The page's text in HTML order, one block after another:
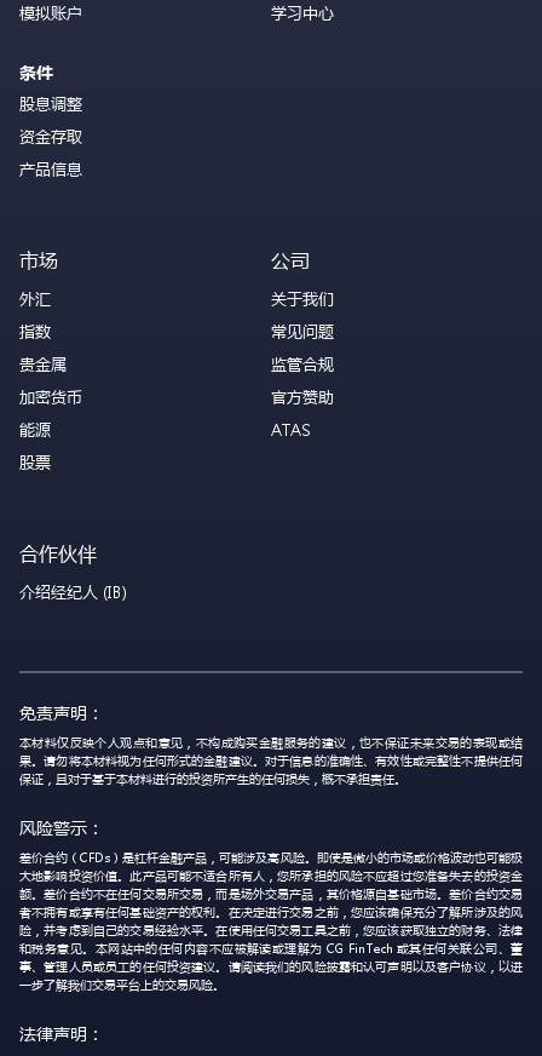
模拟账户
条件
股息调整
资金存取
产品信息
学习中心
市场
外汇
指数
贵金属
加密货币
能源
股票
公司
关于我们
常见问题
监管合规
官方赞助
ATAS
合作伙伴
介绍经纪人 (IB)
免责声明：
本材料仅反映个人观点和意见，不构成购买金融服务的建议，也不保证未来交易的表现或结
果。请勿将本材料视为任何形式的金融建议。对于信息的准确性、有效性或完整性不提供任何
保证，且对于基于本材料进行的投资所产生的任何损失，概不承担责任。
风险警示：
差价合约（CFDs）是杠杆金融产品，可能涉及高风险。即使是微小的市场或价格波动也可能极
大地影响投资价值。此产品可能不适合所有人，您所承担的风险不应超过您准备失去的投资金
额。差价合约不在任何交易所交易，而是场外交易产品，其价格源自基础市场。差价合约交易
者不拥有或享有任何基础资产的权利。在决定进行交易之前，您应该确保充分了解所涉及的风
险，并考虑到自己的交易经验水平。在使用任何交易工具之前，您应该获取独立的财务、法律
和税务意见。本网站中的任何内容不应被解读或理解为 CG FinTech 或其任何关联公司、董
事、管理人员或员工的任何投资建议。请阅读我们的风险披露和认可声明以及客户协议，以进
一步了解我们交易平台上的交易风险。
法律声明：